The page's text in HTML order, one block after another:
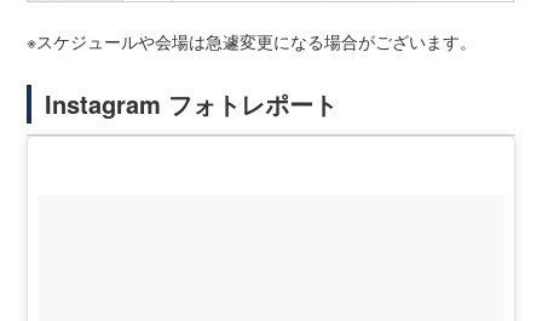
※スケジュールや会場は急遽変更になる場合がございます。
Instagram フォトレポート